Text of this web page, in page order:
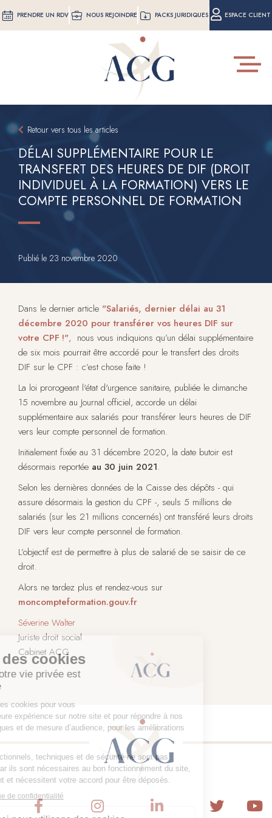
Aller
au
PRENDRE UN RDV NOUS REJOINDRE PACKS JURIDIQUES ESPACE CLIENT
Toggle
Retour vers tous les articles
DÉLAI SUPPLÉMENTAIRE POUR LE
TRANSFERT DES HEURES DE DIF (DROIT
INDIVIDUEL À LA FORMATION) VERS LE
COMPTE PERSONNEL DE FORMATION
Publié le 23 novembre 2020
Dans le dernier article "Salariés, dernier délai au 31
décembre 2020 pour transférer vos heures DIF sur
votre CPF !", nous vous indiquions qu’un délai supplémentaire
de six mois pourrait être accordé pour le transfert des droits
DIF sur le CPF : c’est chose faite !
La loi prorogeant l'état d'urgence sanitaire, publiée le dimanche
15 novembre au Journal officiel, accorde un délai
supplémentaire aux salariés pour transférer leurs heures de DIF
vers leur compte personnel de formation.
Initialement fixée au 31 décembre 2020, la date butoir est
désormais reportée au 30 juin 2021.
Selon les dernières données de la Caisse des dépôts - qui
assure désormais la gestion du CPF -, seuls 5 millions de
salariés (sur les 21 millions concernés) ont transféré leurs droits
DIF vers leur compte personnel de formation.
L’objectif est de permettre à plus de salarié de se saisir de ce
droit.
Alors ne tardez plus et rendez-vous sur
moncompteformation.gouv.fr
Séverine Walter
Juriste droit social
Cabinet ACG